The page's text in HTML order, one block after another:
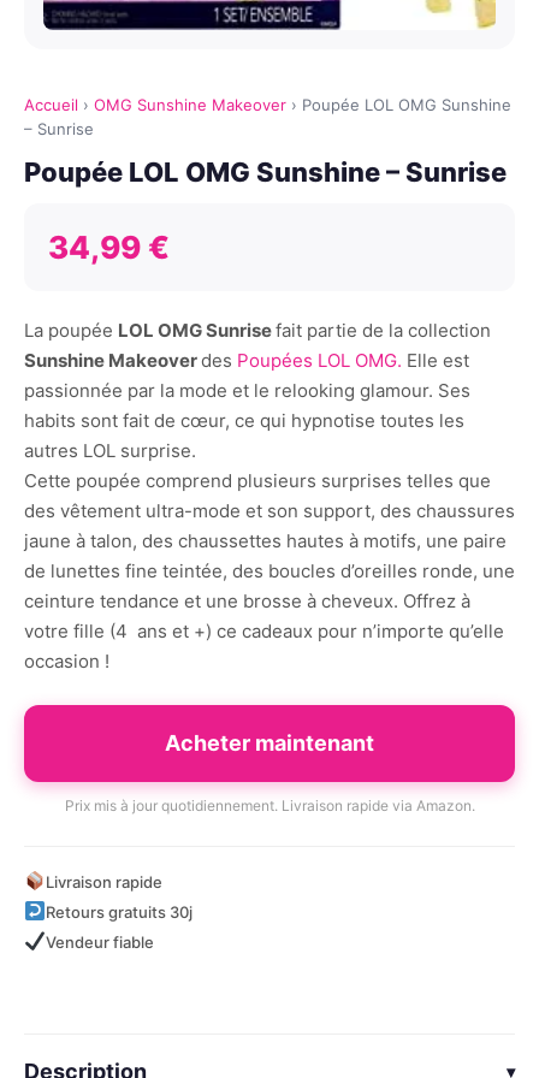
Accueil › OMG Sunshine Makeover › Poupée LOL OMG Sunshine
– Sunrise
Poupée LOL OMG Sunshine – Sunrise
34,99 €
La poupée LOL OMG Sunrisefait partie de la collection
Sunshine Makeoverdes Poupées LOL OMG. Elle est
passionnée par la mode et le relooking glamour. Ses
habits sont fait de cœur, ce qui hypnotise toutes les
autres LOL surprise.
Cette poupée comprend plusieurs surprises telles que
des vêtement ultra-mode et son support, des chaussures
jaune à talon, des chaussettes hautes à motifs, une paire
de lunettes fine teintée, des boucles d’oreilles ronde, une
ceinture tendance et une brosse à cheveux. Offrez à
votre fille (4 ans et +) ce cadeaux pour n’importe qu’elle
occasion !
Acheter maintenant
Prix mis à jour quotidiennement. Livraison rapide via Amazon.
Livraison rapide
Retours gratuits 30j
Vendeur fiable
Description ▾